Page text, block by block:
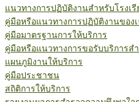
แนวทางการปฏิบัติงานสำหรับโรงเ
คู่มือหรือแนวทางการปฏิบัติงานของ
คู่มือมาตรฐานการให้บริการ
คู่มือหรือแนวทางการขอรับบริการส
แผนภูมิงานให้บริการ
คู่มือประชาชน
สถิติการให้บริการ